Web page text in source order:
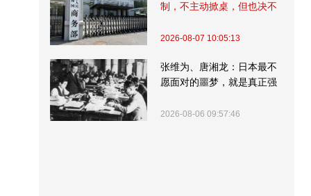
制，不主动掀桌，但也决不
2026-08-07 10:05:13
张维为、唐湘龙：日本最不
愿面对的噩梦，就是真正强
2026-08-06 09:57:46